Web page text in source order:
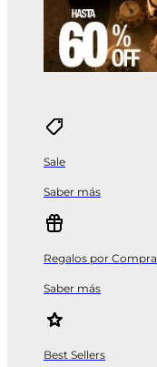
Sale
Saber más
Regalos por Compra
Saber más
Best Sellers